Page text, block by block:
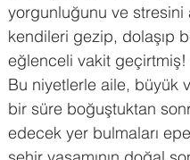
yorgunluğunu ve stresini
kendileri gezip, dolaşıp
eğlenceli vakit
Bu niyetlerle aile, büyük
bir süre boğuştuktan
edecek yer bulmaları